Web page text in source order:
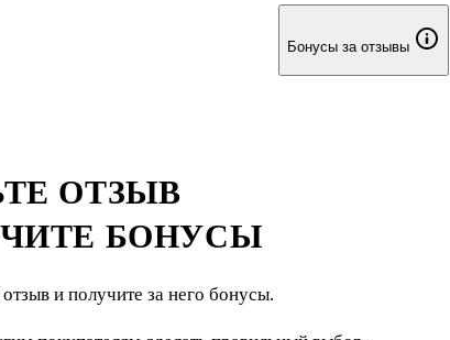
Бонусы за отзывы
ОТЗЫВ
БОНУСЫ
и получите за него бонусы.